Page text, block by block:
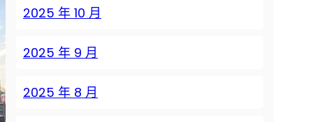
2025 年 10 月
2025 年 9 月
2025 年 8 月